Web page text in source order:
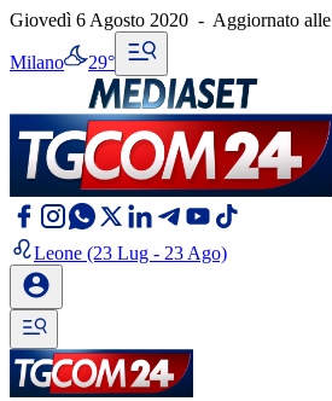
Giovedì 6 Agosto 2020 - Aggiornato alle
Milano 29°
Leone (23 Lug - 23 Ago)